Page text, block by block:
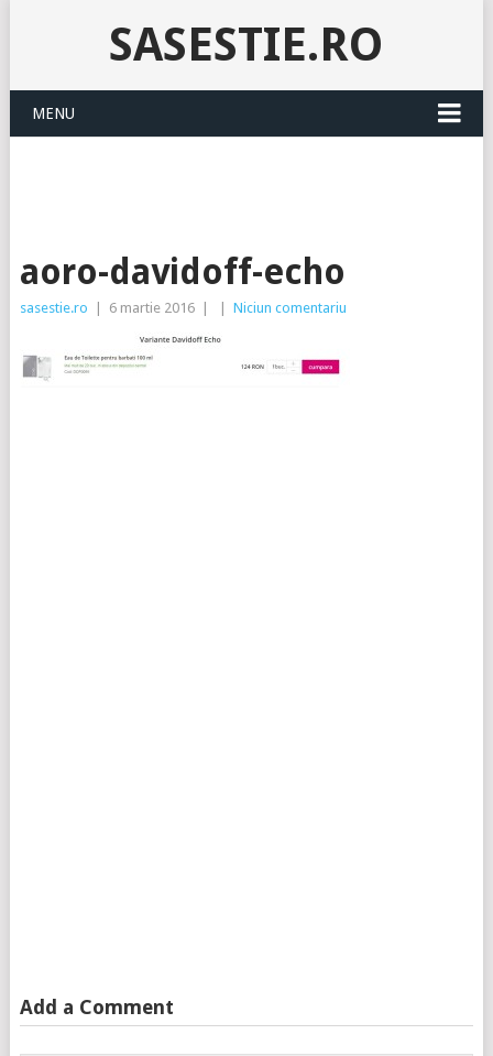
SASESTIE.RO
MENU
aoro-davidoff-echo
sasestie.ro 6 martie 2016 Niciun comentariu
Add a Comment